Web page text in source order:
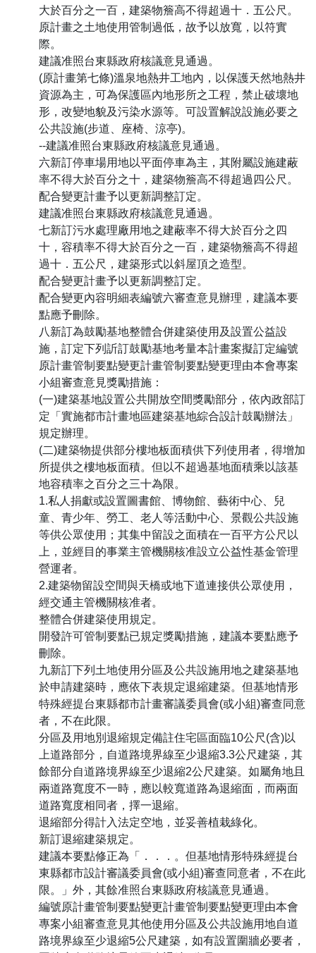
大於百分之一百，建築物簷高不得超過十．五公尺。
原計畫之土地使用管制過低，故予以放寬，以符實
際。
建議准照台東縣政府核議意見通過。
(原計畫第七條)溫泉地熱井工地內，以保護天然地熱井
資源為主，可為保護區內地形所之工程，禁止破壞地
形，改變地貌及污染水源等。可設置解說設施必要之
公共設施(步道、座椅、涼亭)。
--建議准照台東縣政府核議意見通過。
六新訂停車場用地以平面停車為主，其附屬設施建蔽
率不得大於百分之十，建築物簷高不得超過四公尺。
配合變更計畫予以更新調整訂定。
建議准照台東縣政府核議意見通過。
七新訂污水處理廠用地之建蔽率不得大於百分之四
十，容積率不得大於百分之一百，建築物簷高不得超
過十．五公尺，建築形式以斜屋頂之造型。
配合變更計畫予以更新調整訂定。
配合變更內容明細表編號六審查意見辦理，建議本要
點應予刪除。
八新訂為鼓勵基地整體合併建築使用及設置公益設
施，訂定下列訢訂鼓勵基地考量本計畫案擬訂定編號
原計畫管制要點變更計畫管制要點變更理由本會專案
小組審查意見獎勵措施：
(一)建築基地設置公共開放空間獎勵部分，依內政部訂
定「實施都市計畫地區建築基地綜合設計鼓勵辦法」
規定辦理。
(二)建築物提供部分樓地板面積供下列使用者，得增加
所提供之樓地板面積。但以不超過基地面積乘以該基
地容積率之百分之三十為限。
1.私人捐獻或設置圖書館、博物館、藝術中心、兒
童、青少年、勞工、老人等活動中心、景觀公共設施
等供公眾使用；其集中留設之面積在一百平方公尺以
上，並經目的事業主管機關核准設立公益性基金管理
營運者。
2.建築物留設空間與天橋或地下道連接供公眾使用，
經交通主管機關核准者。
整體合併建築使用規定。
開發許可管制要點已規定獎勵措施，建議本要點應予
刪除。
九新訂下列土地使用分區及公共設施用地之建築基地
於申請建築時，應依下表規定退縮建築。但基地情形
特殊經提台東縣都市計畫審議委員會(或小組)審查同意
者，不在此限。
分區及用地別退縮規定備註住宅區面臨10公尺(含)以
上道路部分，自道路境界線至少退縮3.3公尺建築，其
餘部分自道路境界線至少退縮2公尺建築。如屬角地且
兩道路寬度不一時，應以較寬道路為退縮面，而兩面
道路寬度相同者，擇一退縮。
退縮部分得計入法定空地，並妥善植栽綠化。
新訂退縮建築規定。
建議本要點修正為「．．．。但基地情形特殊經提台
東縣都市設計審議委員會(或小組)審查同意者，不在此
限。」外，其餘准照台東縣政府核議意見通過。
編號原計畫管制要點變更計畫管制要點變更理由本會
專案小組審查意見其他使用分區及公共設施用地自道
路境界線至少退縮5公尺建築，如有設置圍牆必要者，